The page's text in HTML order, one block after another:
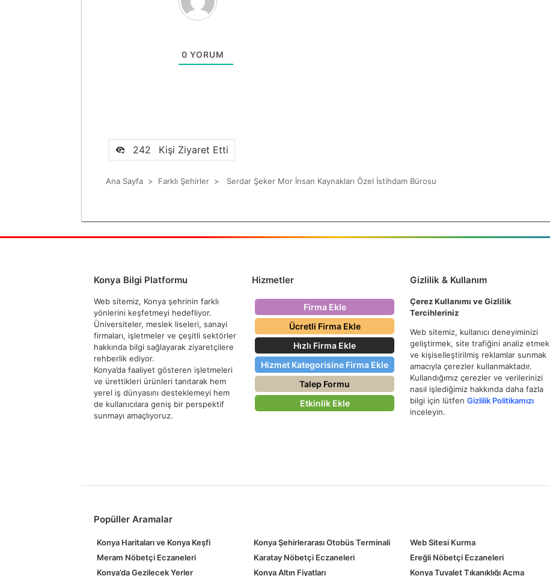
0 YORUM
242 Kişi Ziyaret Etti
Ana Sayfa > Farklı Şehirler > Serdar Şeker Mor İnsan Kaynakları Özel İstihdam Bürosu
Konya Bilgi Platformu
Web sitemiz, Konya şehrinin farklı
yönlerini keşfetmeyi hedefliyor.
Üniversiteler, meslek liseleri, sanayi
firmaları, işletmeler ve çeşitli sektörler
hakkında bilgi sağlayarak ziyaretçilere
rehberlik ediyor.
Konya’da faaliyet gösteren işletmeleri
ve ürettikleri ürünleri tanıtarak hem
yerel iş dünyasını desteklemeyi hem
de kullanıcılara geniş bir perspektif
sunmayı amaçlıyoruz.
Hizmetler
Firma Ekle
Ücretli Firma Ekle
Hızlı Firma Ekle
Hizmet Kategorisine Firma Ekle
Talep Formu
Etkinlik Ekle
Gizlilik & Kullanım
Çerez Kullanımı ve Gizlilik
Tercihleriniz
Web sitemiz, kullanıcı deneyiminizi
geliştirmek, site trafiğini analiz etmek
ve kişiselleştirilmiş reklamlar sunmak
amacıyla çerezler kullanmaktadır.
Kullandığımız çerezler ve verilerinizi
nasıl işlediğimiz hakkında daha fazla
bilgi için lütfen Gizlilik Politikamızı
inceleyin.
Popüller Aramalar
Konya Haritaları ve Konya Keşfi Konya Şehirlerarası Otobüs Terminali Web Sitesi Kurma
Meram Nöbetçi Eczaneleri
Karatay Nöbetçi Eczaneleri Ereğli Nöbetçi Eczaneleri
Konya’da Gezilecek Yerler
Konya Altın Fiyatları Konya Tuvalet Tıkanıklığı Açma